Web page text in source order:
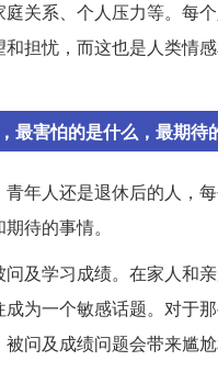
关系、个人压力等。每
担忧，而这也是人类情
最害怕的是什么，最期待
青年人还是退休后的人，
待的事情。
及学习成绩。在家人和
成为一个敏感话题。对于
问及成绩问题会带来尴尬